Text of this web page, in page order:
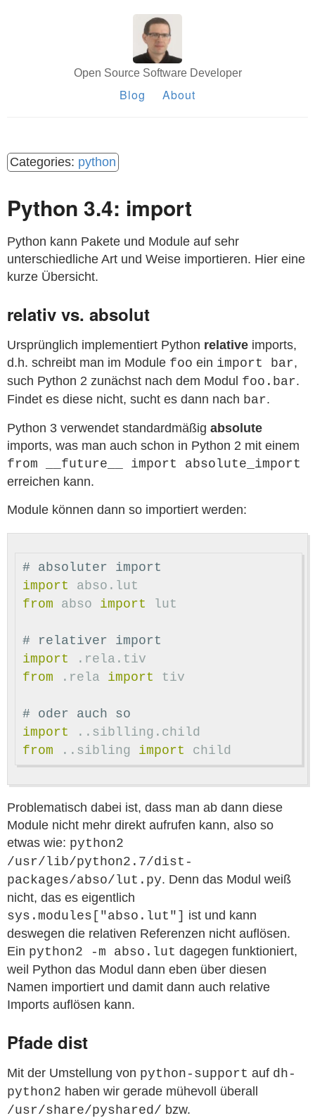
Open Source Software Developer
Blog About
python
Python 3.4: import
Python kann Pakete und Module auf sehr
unterschiedliche Art und Weise importieren. Hier eine
kurze Übersicht.
relativ vs. absolut
Ursprünglich implementiert Python relative imports,
d.h. schreibt man im Module foo ein import bar,
such Python 2 zunächst nach dem Modul foo.bar.
Findet es diese nicht, sucht es dann nach bar.
Python 3 verwendet standardmäßig absolute
imports, was man auch schon in Python 2 mit einem
from __future__ import absolute_import
erreichen kann.
Module können dann so importiert werden:
import
abso.lut
from
abso import lut
import
.rela.tiv
from
.rela import tiv
import
..siblling.child
from
..sibling import child
Problematisch dabei ist, dass man ab dann diese
Module nicht mehr direkt aufrufen kann, also so
etwas wie: python2
/usr/lib/python2.7/dist-
packages/abso/lut.py. Denn das Modul weiß
nicht, das es eigentlich
sys.modules["abso.lut"] ist und kann
deswegen die relativen Referenzen nicht auflösen.
Ein python2 -m abso.lut dagegen funktioniert,
weil Python das Modul dann eben über diesen
Namen importiert und damit dann auch relative
Imports auflösen kann.
Pfade dist
Mit der Umstellung von python-support auf dh-
python2 haben wir gerade mühevoll überall
/usr/share/pyshared/ bzw.